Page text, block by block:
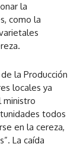
la
como la
la Producción
locales ya
ministro
todos
en la cereza,
La caída